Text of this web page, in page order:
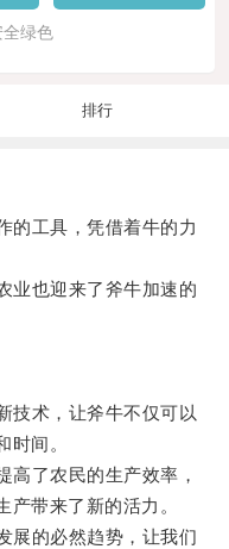
绿色
排行
工具，凭借着牛的力
也迎来了斧牛加速的
术，让斧牛不仅可以
时间。
了农民的生产效率，
带来了新的活力。
的必然趋势，让我们